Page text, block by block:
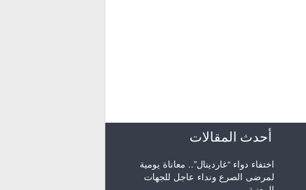
أحدث المقالات
اختفاء دواء “غاردينال”.. معاناة يومية
لمرضى الصرع ونداء عاجل للجهات